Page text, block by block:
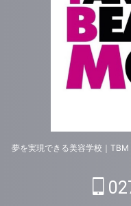
夢を実現できる美容学校｜